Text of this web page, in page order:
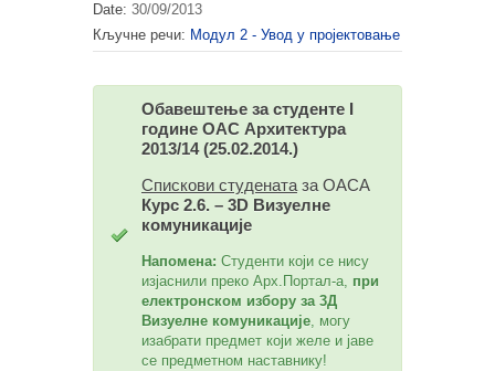
Date: 30/09/2013
Кључне речи: Модул 2 - Увод у пројектовање
Обавештење за студенте I
године ОАС Архитектура
2013/14(25.02.2014.)
Спискови студената за ОАСА
Курс 2.6. – 3D Визуелне
комуникације
Напомена: Студенти који се нису
изјаснили преко Арх.Портал-а, при
електронском избору за 3Д
Визуелне комуникације, могу
изабрати предмет који желе и јаве
се предметном наставнику!